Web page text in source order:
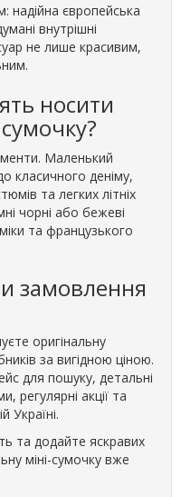
надійна європейська
внутрішні
не лише красивим,
носити
Маленький
класичного деніму,
та легких літніх
чорні або бежеві
та французького
замовлення
оригінальну
за вигідною ціною.
для пошуку, детальні
регулярні акції та
Україні.
та додайте яскравих
міні-сумочку вже